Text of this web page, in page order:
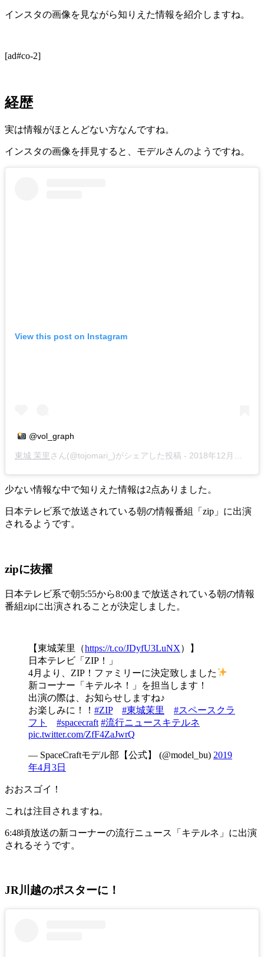
インスタの画像を見ながら知りえた情報を紹介しますね。
[ad#co-2]
経歴
実は情報がほとんどない方なんですね。
インスタの画像を拝見すると、モデルさんのようですね。
View this post on Instagram
@vol_graph
東城 茉里 さん(@tojomari_)がシェアした投稿 - 2018年12月月20日午後8時53分PST
少ない情報な中で知りえた情報は2点ありました。
日本テレビ系で放送されている朝の情報番組「zip」に出演
されるようです。
zipに抜擢
日本テレビ系で朝5:55から8:00まで放送されている朝の情報
番組zipに出演されることが決定しました。
【東城茉里（https://t.co/JDyfU3LuNX）】
日本テレビ「ZIP！」
4月より、ZIP！ファミリーに決定致しました
新コーナー「キテルネ！」を担当します！
出演の際は、お知らせしますね♪
お楽しみに！！ #ZIP #東城茉里
#スペースクラ
フト
#spacecraft #流行ニュースキテルネ
pic.twitter.com/ZfF4ZaJwrQ
— SpaceCraftモデル部【公式】 (@model_bu) 2019
年4月3日
おおスゴイ！
これは注目されますね。
6:48頃放送の新コーナーの流行ニュース「キテルネ」に出演
されるそうです。
JR川越のポスターに！